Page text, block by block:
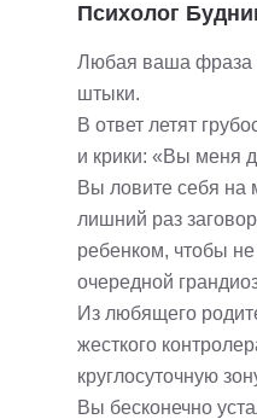
Психолог
Любая ваша фраза
штыки.
В ответ летят
и крики: «Вы меня
Вы ловите себя на
лишний раз
ребенком, чтобы
очередной
Из любящего
жесткого
круглосуточную
Вы бесконечно